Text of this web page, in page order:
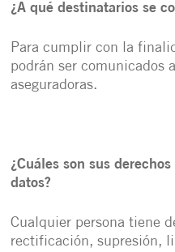
¿A qué destinatarios se
Para cumplir con la
podrán ser comunicados
aseguradoras.
¿Cuáles son sus
datos?
Cualquier persona tiene
rectificación, supresión,